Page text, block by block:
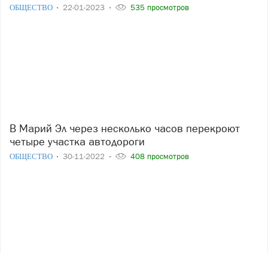
ОБЩЕСТВО 22-01-2023 535 просмотров
В Марий Эл через несколько часов перекроют
четыре участка автодороги
ОБЩЕСТВО 30-11-2022 408 просмотров